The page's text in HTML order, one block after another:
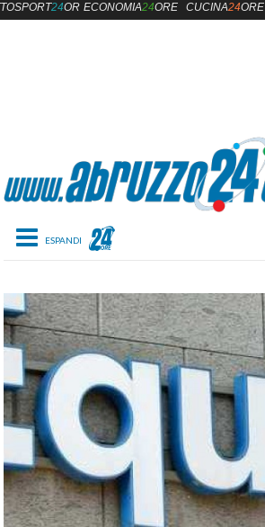
Toggle navigation
24OREECONOMIA24ORE CUCINA24ORE